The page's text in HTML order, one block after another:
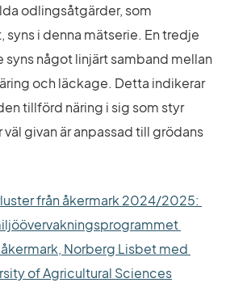
odlingsåtgärder, som
i denna mätserie. En tredje
syns något linjärt samband mellan
och läckage. Detta indikerar
tillförd näring i sig som styr
väl givan är anpassad till grödans
från åkermark 2024/2025:
Norberg Lisbet med
of Agricultural SciencesLänk till